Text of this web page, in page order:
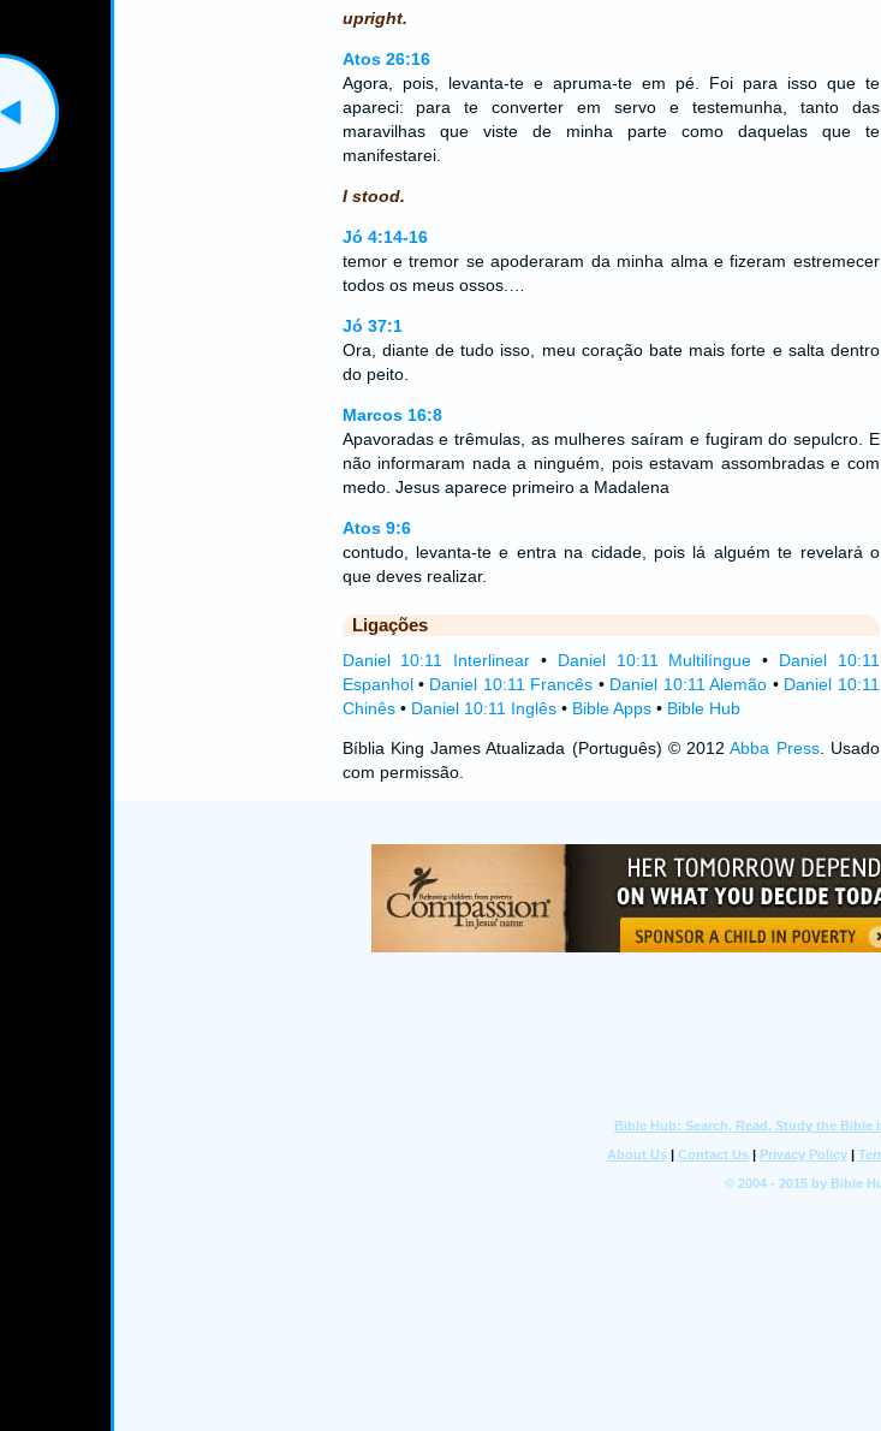
upright.
Atos 26:16
Agora, pois, levanta-te e apruma-te em pé. Foi para isso que te
apareci: para te converter em servo e testemunha, tanto das
maravilhas que viste de minha parte como daquelas que te
manifestarei.
I stood.
Jó 4:14-16
temor e tremor se apoderaram da minha alma e fizeram estremecer
todos os meus ossos.…
Jó 37:1
Ora, diante de tudo isso, meu coração bate mais forte e salta dentro
do peito.
Marcos 16:8
Apavoradas e trêmulas, as mulheres saíram e fugiram do sepulcro. E
não informaram nada a ninguém, pois estavam assombradas e com
medo. Jesus aparece primeiro a Madalena
Atos 9:6
contudo, levanta-te e entra na cidade, pois lá alguém te revelará o
que deves realizar.
Ligações
Daniel 10:11 Interlinear • Daniel 10:11 Multilíngue • Daniel 10:11
Espanhol• Daniel 10:11 Francês • Daniel 10:11 Alemão • Daniel 10:11
Chinês• Daniel 10:11 Inglês• Bible Apps• Bible Hub
Bíblia King James Atualizada (Português) © 2012Abba Press. Usado
com permissão.